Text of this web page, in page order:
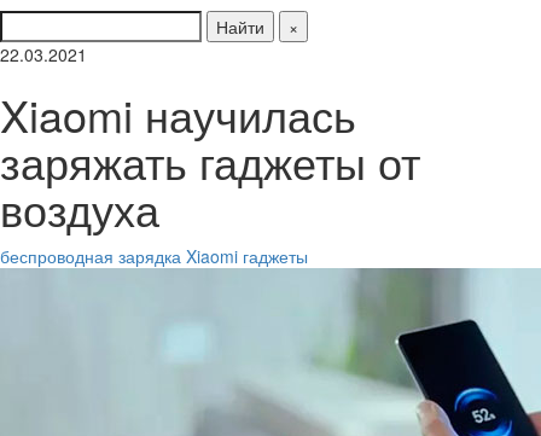
Найти
×
22.03.2021
Xiaomi научилась
заряжать гаджеты от
воздуха
беспроводная зарядка Xiaomi гаджеты